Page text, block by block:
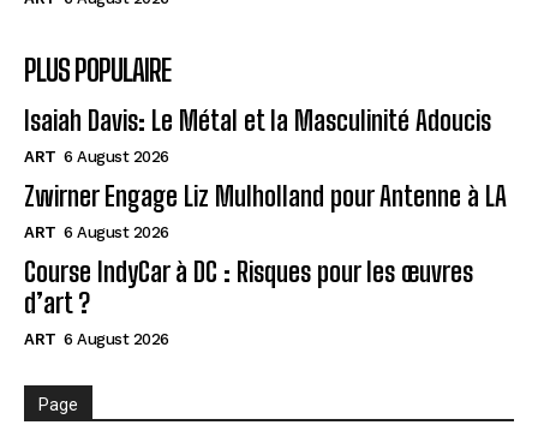
PLUS POPULAIRE
Isaiah Davis: Le Métal et la Masculinité Adoucis
ART 6 August 2026
Zwirner Engage Liz Mulholland pour Antenne à LA
ART 6 August 2026
Course IndyCar à DC : Risques pour les œuvres
d’art ?
ART 6 August 2026
Page